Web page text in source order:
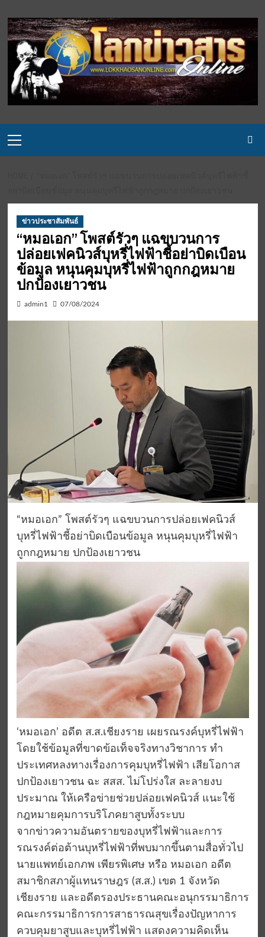
to
content
Menu
ข่าวประชาสัมพันธ์
“หมอเอก” โพสต์รัวๆ แฉขบวนการ
ปล่อยเฟคนิวส์บุหรี่ไฟฟ้าชี้อย่าบิดเบือน
ข้อมูล หนุนคุมบุหรี่ไฟฟ้าถูกกฎหมาย
ปกป้องเยาวชน
admin1 07/08/2024
“หมอเอก” โพสต์รัวๆ แฉขบวนการปล่อยเฟคนิวส์
บุหรี่ไฟฟ้าชี้อย่าบิดเบือนข้อมูล หนุนคุมบุหรี่ไฟฟ้า
ถูกกฎหมาย ปกป้องเยาวชน
‘หมอเอก’ อดีต ส.ส.เชียงราย เผยรณรงค์บุหรี่ไฟฟ้า
โดยใช้ข้อมูลที่ขาดข้อเท็จจริงทางวิชาการ ทำ
ประเทศหลงทางเรื่องการคุมบุหรี่ไฟฟ้า เสียโอกาส
ปกป้องเยาวชน ฉะ สสส. ไม่โปร่งใส ละลายงบ
ประมาณ ให้เครือข่ายช่วยปล่อยเฟคนิวส์ แนะใช้
กฎหมายคุมการบริโภคยาสูบทั้งระบบ
จากข่าวความอันตรายของบุหรี่ไฟฟ้าและการ
รณรงค์ต่อต้านบุหรี่ไฟฟ้าที่พบมากขึ้นตามสื่อทั่วไป
นายแพทย์เอกภพ เพียรพิเศษ หรือ หมอเอก อดีต
สมาชิกสภาผู้แทนราษฎร (ส.ส.) เขต 1 จังหวัด
เชียงราย และอดีตรองประธานคณะอนุกรรมาธิการ
คณะกรรมาธิการการสาธารณสุขเรื่องปัญหาการ
ควบคุมยาสูบและบุหรี่ไฟฟ้า แสดงความคิดเห็น